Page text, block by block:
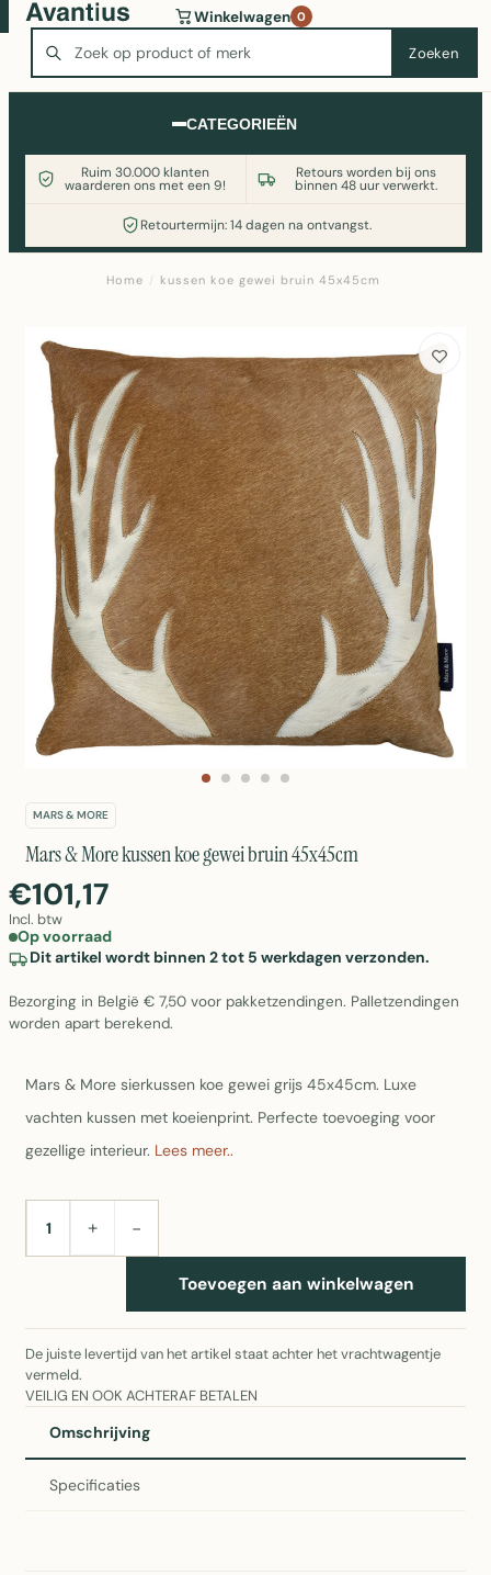
Zoeken
Winkelwagen 0
CATEGORIEËN
Ruim 30.000 klanten
waarderen ons met een 9!
Retours worden bij ons
binnen 48 uur verwerkt.
Retourtermijn: 14 dagen na ontvangst.
Wasmachine of koelkast nodig? Vergelijk alle prijzen op
Witgoedaanbod.nl
Home / kussen koe gewei bruin 45x45cm
MARS & MORE
Mars & More kussen koe gewei bruin 45x45cm
€101,17
Incl. btw
Op voorraad
Dit artikel wordt binnen 2 tot 5 werkdagen verzonden.
Bezorging in België € 7,50 voor pakketzendingen. Palletzendingen
worden apart berekend.
Mars & More sierkussen koe gewei grijs 45x45cm. Luxe
vachten kussen met koeienprint. Perfecte toevoeging voor
gezellige interieur. Lees meer..
AANTAL+ −
Toevoegen aan winkelwagen
De juiste levertijd van het artikel staat achter het vrachtwagentje
vermeld.
VEILIG EN OOK ACHTERAF BETALEN
Omschrijving
Specificaties